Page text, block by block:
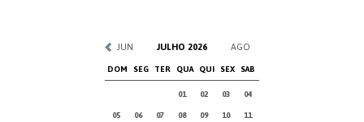
JUN JULHO 2026 AGO
DOM SEG TER QUA QUI SEX SAB
01 02 03 04
05 06 07 08 09 10 11